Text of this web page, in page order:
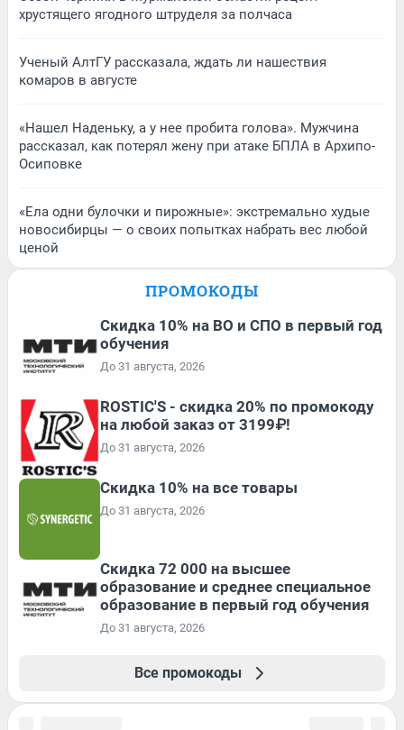
хрустящего ягодного штруделя за полчаса
Ученый АлтГУ рассказала, ждать ли нашествия
комаров в августе
«Нашел Наденьку, а у нее пробита голова». Мужчина
рассказал, как потерял жену при атаке БПЛА в Архипо-
Осиповке
«Ела одни булочки и пирожные»: экстремально худые
новосибирцы — о своих попытках набрать вес любой
ценой
ПРОМОКОДЫ
Скидка 10% на ВО и СПО в первый год
обучения
До 31 августа, 2026
ROSTIC'S - скидка 20% по промокоду
на любой заказ от 3199₽!
До 31 августа, 2026
Скидка 10% на все товары
До 31 августа, 2026
Скидка 72 000 на высшее
образование и среднее специальное
образование в первый год обучения
До 31 августа, 2026
Все промокоды